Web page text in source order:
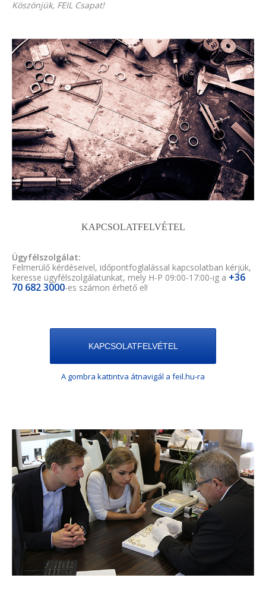
Köszönjük, FEIL Csapat!
KAPCSOLATFELVÉTEL
Ügyfélszolgálat:
Felmerülő kérdéseivel, időpontfoglalással kapcsolatban kérjük,
keresse ügyfélszolgálatunkat, mely H-P 09:00-17:00-ig a +36
70 682 3000-es számon érhető el!
KAPCSOLATFELVÉTEL
A gombra kattintva átnavigál a feil.hu-ra